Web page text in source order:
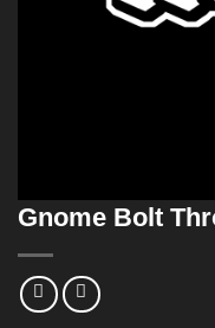
Gnome Bolt